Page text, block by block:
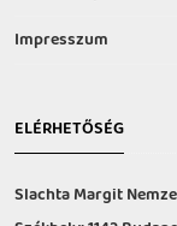
Impresszum
ELÉRHETŐSÉG
Slachta Margit